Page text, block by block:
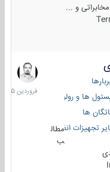
و ...
ها و رولورها
ها
تجهیزات انفرادی
مطال
ب
17
فروردین
1405